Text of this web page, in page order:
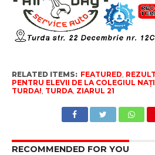
RELATED ITEMS: FEATURED
PENTRU ELEVII DE LA COLEGIUL
TURDA! TURDA, ZIARUL 21
RECOMMENDED FOR YOU